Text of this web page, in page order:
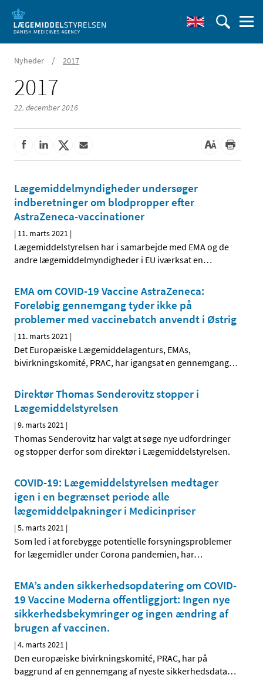
Nyheder / 2017
2017
22. december 2016
Lægemiddelmyndigheder undersøger
indberetninger om blodpropper efter
AstraZeneca-vaccinationer
| 11. marts 2021 |
Lægemiddelstyrelsen har i samarbejde med EMA og de
andre lægemiddelmyndigheder i EU iværksat en…
EMA om COVID-19 Vaccine AstraZeneca:
Foreløbig gennemgang tyder ikke på
problemer med vaccinebatch anvendt i Østrig
| 11. marts 2021 |
Det Europæiske Lægemiddelagenturs, EMAs,
bivirkningskomité, PRAC, har igangsat en gennemgang…
Direktør Thomas Senderovitz stopper i
Lægemiddelstyrelsen
|9. marts 2021 |
Thomas Senderovitz har valgt at søge nye udfordringer
og stopper derfor som direktør i Lægemiddelstyrelsen.
COVID-19: Lægemiddelstyrelsen medtager
igen i en begrænset periode alle
lægemiddelpakninger i Medicinpriser
|5. marts 2021 |
Som led i at forebygge potentielle forsyningsproblemer
for lægemidler under Corona pandemien, har…
EMA’s anden sikkerhedsopdatering om COVID-
19 Vaccine Moderna offentliggjort: Ingen nye
sikkerhedsbekymringer og ingen ændring af
brugen af vaccinen.
|4. marts 2021 |
Den europæiske bivirkningskomité, PRAC, har på
baggrund af en gennemgang af nyeste sikkerhedsdata…